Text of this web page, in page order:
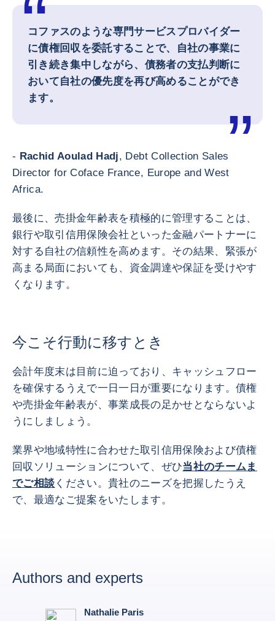
コファスのような専門サービスプロバイダー
に債権回収を委託することで、自社の事業に
引き続き集中しながら、債務者の支払判断に
おいて自社の優先度を再び高めることができ
ます。
- Rachid Aoulad Hadj, Debt Collection Sales
Director for Coface France, Europe and West
Africa.
最後に、売掛金年齢表を積極的に管理することは、
銀行や取引信用保険会社といった金融パートナーに
対する自社の信頼性を高めます。その結果、緊張が
高まる局面においても、資金調達や保証を受けやす
くなります。
今こそ行動に移すとき
会計年度末は目前に迫っており、キャッシュフロー
を確保するうえで一日一日が重要になります。債権
や売掛金年齢表が、事業成長の足かせとならないよ
うにしましょう。
業界や地域特性に合わせた取引信用保険および債権
回収ソリューションについて、ぜひ当社のチームま
でご相談 ください。貴社のニーズを把握したうえ
で、最適なご提案をいたします。
Authors and experts
Nathalie Paris